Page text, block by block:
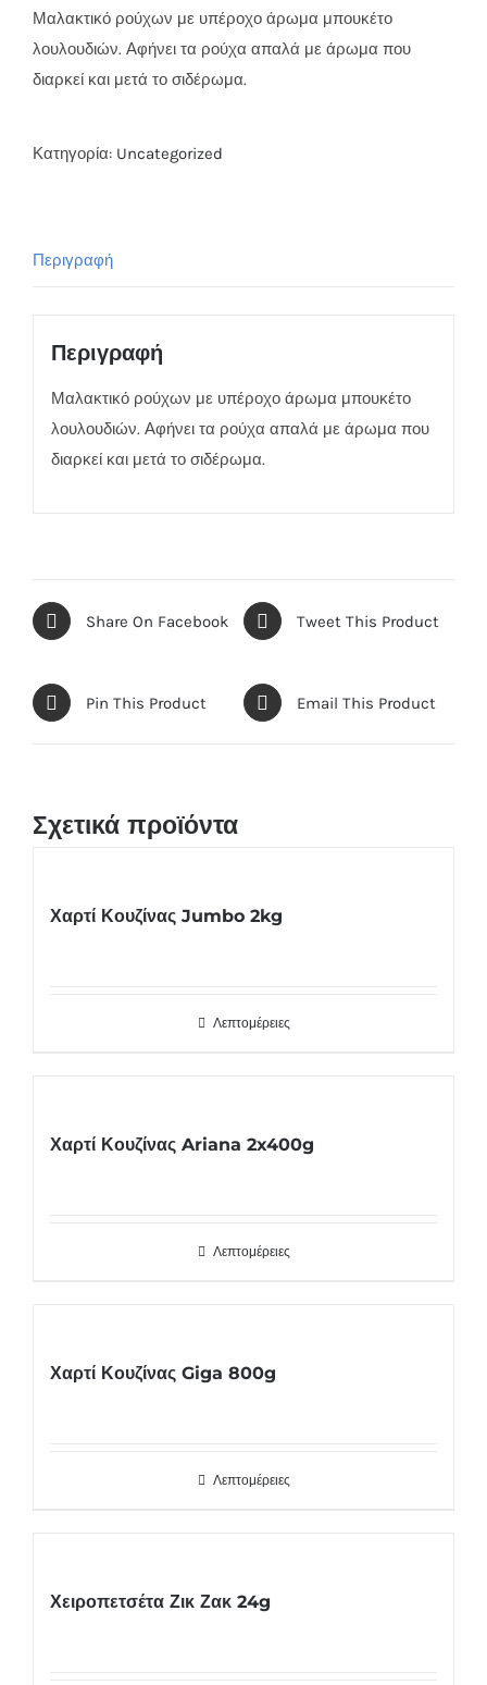
Μαλακτικό ρούχων με υπέροχο άρωμα μπουκέτο
λουλουδιών. Αφήνει τα ρούχα απαλά με άρωμα που
διαρκεί και μετά το σιδέρωμα.
Κατηγορία: Uncategorized
Περιγραφή
Περιγραφή
Μαλακτικό ρούχων με υπέροχο άρωμα μπουκέτο
λουλουδιών. Αφήνει τα ρούχα απαλά με άρωμα που
διαρκεί και μετά το σιδέρωμα.
Share On Facebook Tweet This Product
Pin This Product Email This Product
Σχετικά προϊόντα
Χαρτί Κουζίνας Jumbo 2kg
Λεπτομέρειες
Χαρτί Κουζίνας Ariana 2x400g
Λεπτομέρειες
Χαρτί Κουζίνας Giga 800g
Λεπτομέρειες
Χειροπετσέτα Ζικ Ζακ 24g